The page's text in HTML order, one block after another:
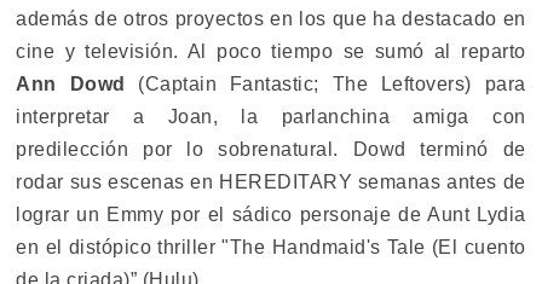
además de otros proyectos en los que ha destacado en
cine y televisión. Al poco tiempo se sumó al reparto
Ann Dowd
(Captain Fantastic; The Leftovers) para
interpretar a Joan, la parlanchina amiga con
predilección por lo sobrenatural. Dowd terminó de
rodar sus escenas en HEREDITARY semanas antes de
lograr un Emmy por el sádico personaje de Aunt Lydia
en el distópico thriller "The Handmaid's Tale (El cuento
de la criada)” (Hulu).